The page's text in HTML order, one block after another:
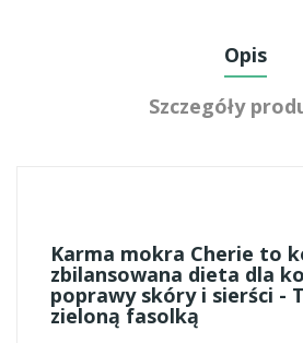
Opis
Szczegóły
Karma mokra Cherie to
zbilansowana dieta dla
poprawy skóry i sierści -
zieloną fasolką